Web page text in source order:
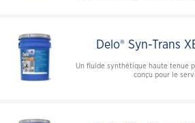
Delo® Syn-Trans
Un fluide synthétique haute tenue
conçu pour le